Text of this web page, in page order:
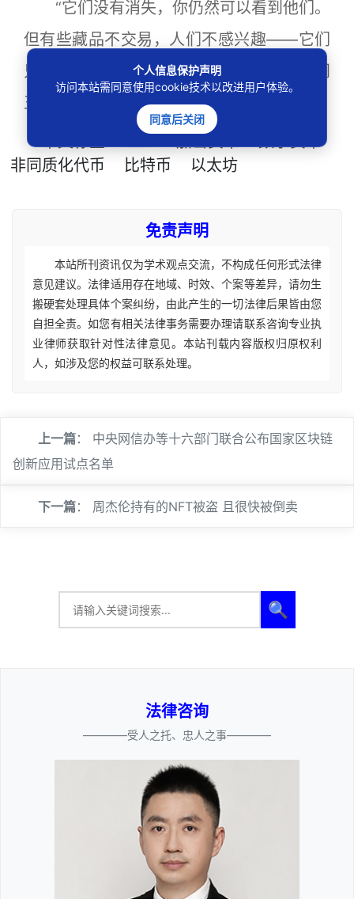
“它们没有消失，你仍然可以看到他们。
但有些藏品不交易，人们不感兴趣——它们
只是过去的回忆，仅此而已。”（华尔街见闻
王眉）
本文标签：NFT 加密货币
数字货币
非同质化代币
比特币 以太坊
免责声明
本站所刊资讯仅为学术观点交流，不构成任何形式法律
意见建议。法律适用存在地域、时效、个案等差异，请勿生
搬硬套处理具体个案纠纷，由此产生的一切法律后果皆由您
自担全责。如您有相关法律事务需要办理请联系咨询专业执
业律师获取针对性法律意见。本站刊载内容版权归原权利
人，如涉及您的权益可联系处理。
上一篇： 中央网信办等十六部门联合公布国家区块链
创新应用试点名单
下一篇： 周杰伦持有的NFT被盗 且很快被倒卖
🔍
法律咨询
————受人之托、忠人之事————
个人信息保护声明
访问本站需同意使用cookie技术以改进用户体验。
同意后关闭